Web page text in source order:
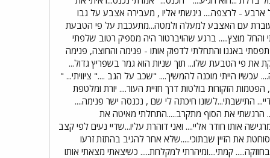
ארבע - לרצפה.... ניגשתי אליו , מעבירה אצבע על גבו
עוברת עם האצבע למעלה ולמטה...מתעכבת על פי הטבעת
והחל מוצץ..... ברגע שהויברטור היה מספיק רטוב שלפתי
באגנו והתחלתי לדפוק אותו - פנימה והחוצה, פנימה
את פי הטבעת שלו... תוך שניות הוא גמר בשפריץ גדול...
עכשיו הייתי מוכנה להמשיך.... "שכב על הגב ...." ציוויתי... "
הזקורות בולטות דרך חזיית העור.... יורת ומלטפת
התישבתי...לשונו חיכתה לי שם , נכנסה ישר פנימה....
הרגשתי את הסוף מתקרב.....התחלתי מאיטה את
אותו חודר אליי.... ואני דוהרת עליו...שדיי נעים לפי קצב
את הזיין שבתוכי.....שלא אחר להגיב בהתזת זרעו
קמתי....ומיהרתי למקלחת..... כשיצאתי מצאתי אותו